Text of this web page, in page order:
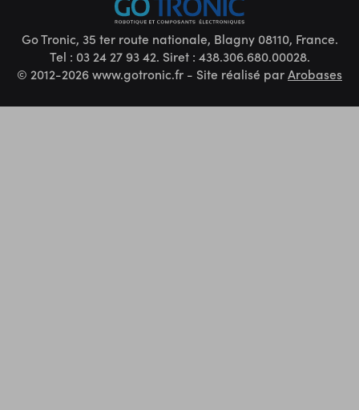
Go Tronic, 35 ter route nationale, Blagny 08110, France.
Tel : 03 24 27 93 42. Siret : 438.306.680.00028.
© 2012-2026 www.gotronic.fr - Site réalisé parArobases